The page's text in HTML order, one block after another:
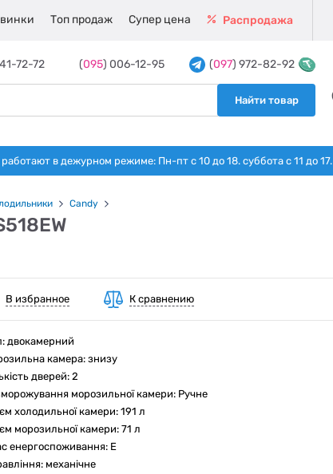
Топ продаж Супер цена Распродажа
72-72 (095) 006-12-95 (097) 972-82-92
Найти товар
в дежурном режиме: Пн-пт с 10 до 18. суббота с 11 до 17.
Candy
В избранное К сравнению
двокамерний
камера: знизу
дверей: 2
морозильної камери: Ручне
холодильної камери: 191 л
морозильної камери: 71 л
енергоспоживання: E
механічне